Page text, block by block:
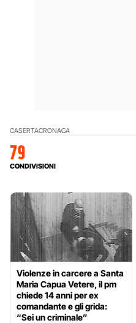
CASERTACRONACA
79
CONDIVISIONI
Violenze in carcere a Santa
Maria Capua Vetere, il pm
chiede 14 anni per ex
comandante e gli grida:
“Sei un criminale”